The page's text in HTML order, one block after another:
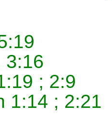
3:16
; 2:9
1:14 ; 2:21